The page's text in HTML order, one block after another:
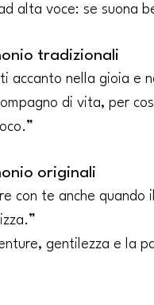
alta voce: se suona
tradizionali
accanto nella gioia e
di vita, per
originali
con te anche quando
gentilezza e la